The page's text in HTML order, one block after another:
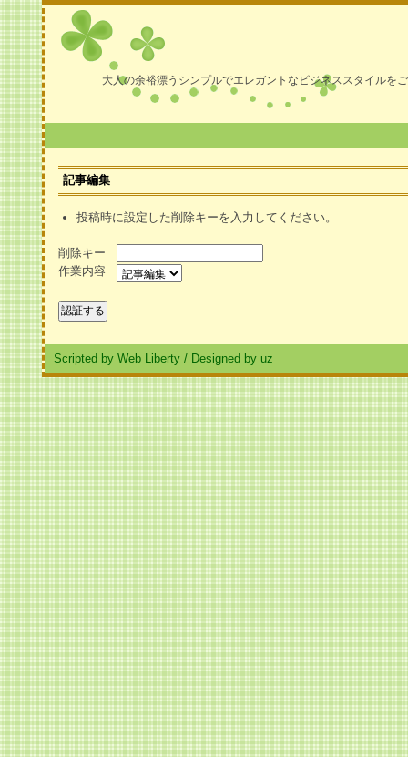
大人の余裕漂うシンプルでエレガントなビジネススタイルを
記事編集
投稿時に設定した削除キーを入力してください。
削除キー
作業内容
Scripted by Web Liberty / Designed by uz